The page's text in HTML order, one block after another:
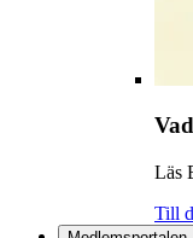
Läs
Till